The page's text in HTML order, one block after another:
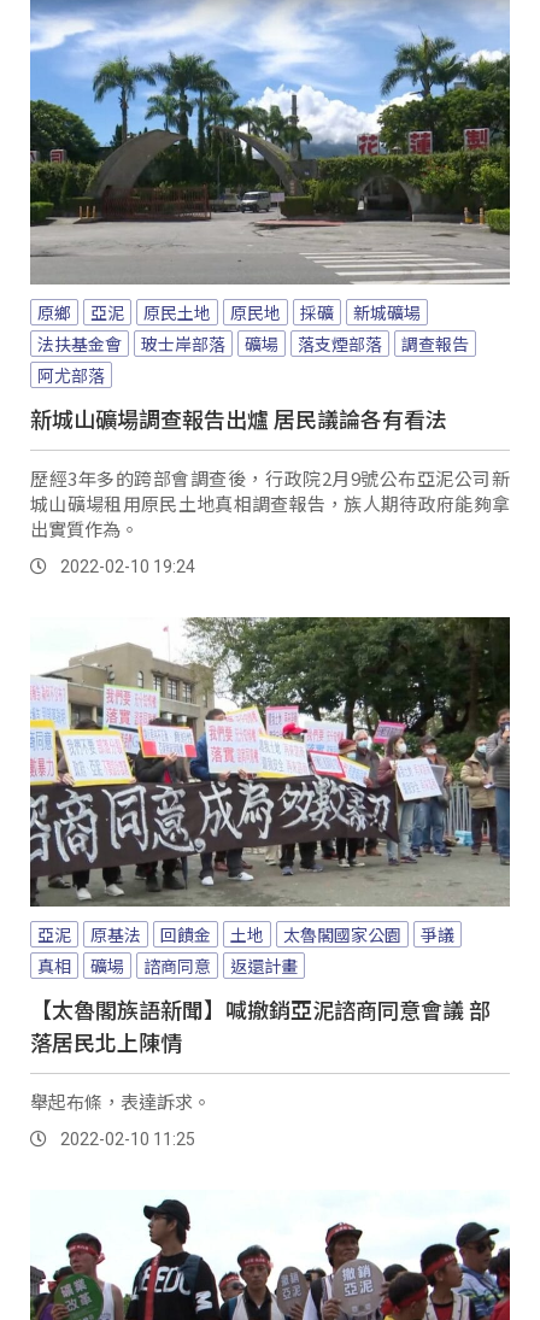
原鄉 亞泥 原民土地 原民地 採礦
新城礦場
法扶基金會
玻士岸部落 礦場 落支煙部落
調查報告
阿尤部落
新城山礦場調查報告出爐 居民議論各有看法
歷經3年多的跨部會調查後，行政院2月9號公布亞泥公司新
城山礦場租用原民土地真相調查報告，族人期待政府能夠拿
出實質作為。
2022-02-10 19:24
亞泥 原基法 回饋金 土地 太魯閣國家公園
爭議
真相
礦場 諮商同意 返還計畫
【太魯閣族語新聞】喊撤銷亞泥諮商同意會議 部
落居民北上陳情
舉起布條，表達訴求。
2022-02-10 11:25